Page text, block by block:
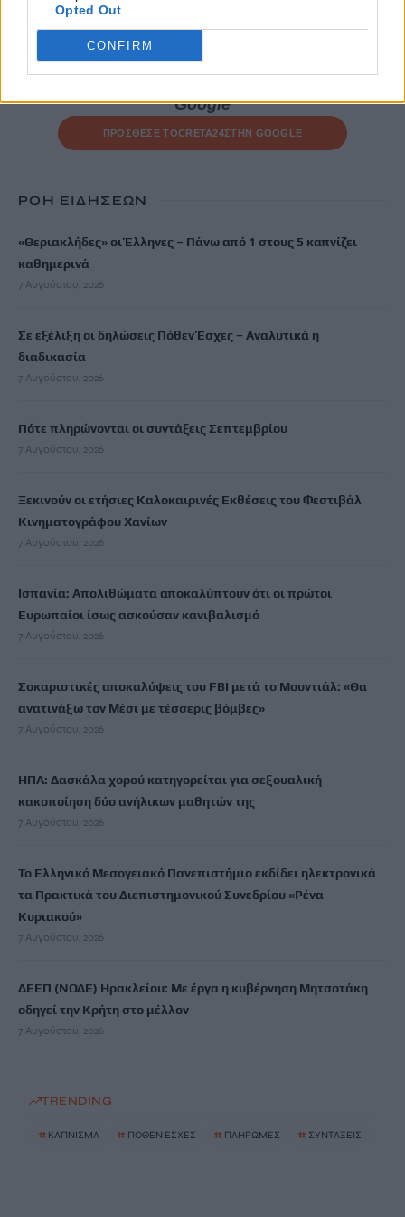
Opted Out
CONFIRM
Μην χάνεις είδηση. Βάλε τοCRETA24στην
Google
ΠΡΟΣΘΕΣΕ ΤΟCRETA24ΣΤΗΝ GOOGLE
ΡΟΗ ΕΙΔΗΣΕΩΝ
«Θεριακλήδες» οι Έλληνες – Πάνω από 1 στους 5 καπνίζει
καθημερινά
7 Αυγούστου, 2026
Σε εξέλιξη οι δηλώσεις Πόθεν Έσχες – Αναλυτικά η
διαδικασία
7 Αυγούστου, 2026
Πότε πληρώνονται οι συντάξεις Σεπτεμβρίου
7 Αυγούστου, 2026
Ξεκινούν οι ετήσιες Καλοκαιρινές Εκθέσεις του Φεστιβάλ
Κινηματογράφου Χανίων
7 Αυγούστου, 2026
Ισπανία: Απολιθώματα αποκαλύπτουν ότι οι πρώτοι
Ευρωπαίοι ίσως ασκούσαν κανιβαλισμό
7 Αυγούστου, 2026
Σοκαριστικές αποκαλύψεις του FBI μετά το Μουντιάλ: «Θα
ανατινάξω τον Μέσι με τέσσερις βόμβες»
7 Αυγούστου, 2026
ΗΠΑ: Δασκάλα χορού κατηγορείται για σεξουαλική
κακοποίηση δύο ανήλικων μαθητών της
7 Αυγούστου, 2026
Το Ελληνικό Μεσογειακό Πανεπιστήμιο εκδίδει ηλεκτρονικά
τα Πρακτικά του Διεπιστημονικού Συνεδρίου «Ρένα
Κυριακού»
7 Αυγούστου, 2026
ΔΕΕΠ (ΝΟΔΕ) Ηρακλείου: Με έργα η κυβέρνηση Μητσοτάκη
οδηγεί την Κρήτη στο μέλλον
7 Αυγούστου, 2026
TRENDING
# ΚΑΠΝΙΣΜΑ # ΠΟΘΕΝ ΕΣΧΕΣ # ΠΛΗΡΩΜΕΣ # ΣΥΝΤΑΞΕΙΣ